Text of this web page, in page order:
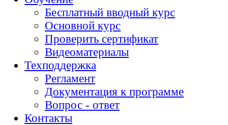
Бесплатный вводный курс
Основной курс
Проверить сертификат
Видеоматериалы
Техподдержка
Регламент
Документация к программе
Вопрос - ответ
Контакты